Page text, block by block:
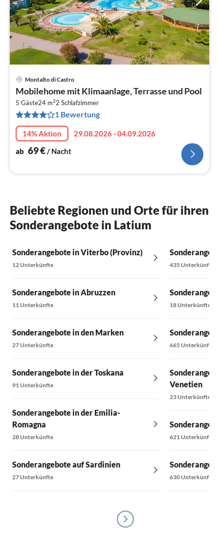
Montalto di Castro
Mobilehome mit Klimaanlage, Terrasse und Pool
5 Gäste24 m22 Schlafzimmer
1 Bewertung
14% Aktion
29.08.2026 - 04.09.2026
ab 69€/ Nacht
Beliebte Regionen und Orte für ihren
Sonderangebote in Latium
Sonderangebote in Viterbo (Provinz)
12 Unterkünfte
Sonderangebote in Abruzzen
11 Unterkünfte
Sonderangebote in den Marken
27 Unterkünfte
Sonderangebote in der Toskana
91 Unterkünfte
Sonderangebote in der Emilia-
Romagna
28 Unterkünfte
Sonderangebote auf Sardinien
27 Unterkünfte
435 Unterkünfte
18 Unterkünfte
665 Unterkünfte
Venetien
23 Unterkünfte
621 Unterkünfte
630 Unterkünfte